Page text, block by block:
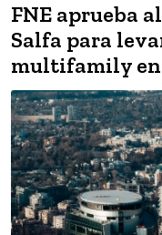
FNE aprueba
Salfa para
multifamily